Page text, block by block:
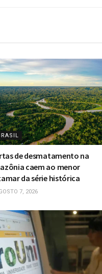
de desmatamento na
caem ao menor
da série histórica
7, 2026